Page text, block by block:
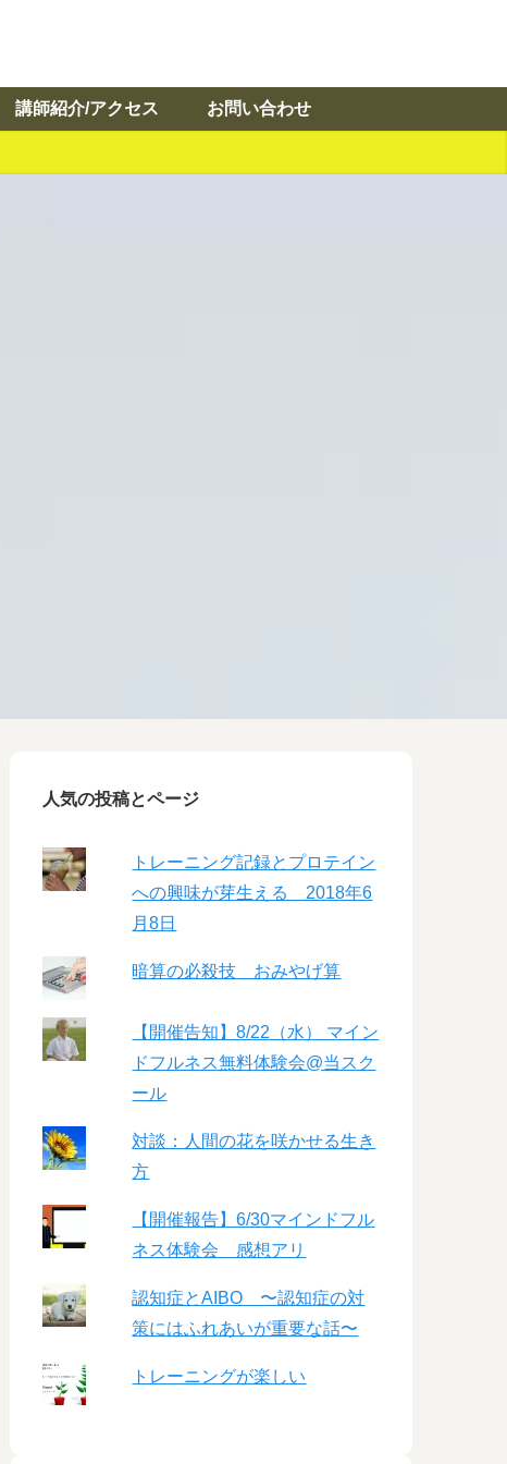
講師紹介/アクセス お問い合わせ
人気の投稿とページ
トレーニング記録とプロテイン
への興味が芽生える 2018年6
月8日
暗算の必殺技 おみやげ算
【開催告知】8/22（水） マイン
ドフルネス無料体験会@当スク
ール
対談：人間の花を咲かせる生き
方
【開催報告】6/30マインドフル
ネス体験会 感想アリ
認知症とAIBO 〜認知症の対
策にはふれあいが重要な話〜
トレーニングが楽しい